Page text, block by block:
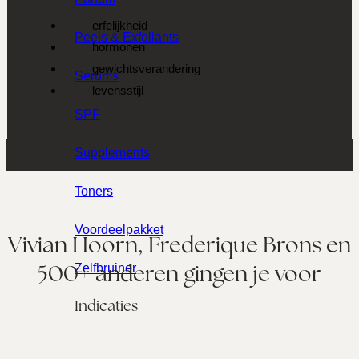
Peels & Exfoliants
Serums
SPF
Supplements
Toners
Voordeelpakket
Zelfbruiner
Indicaties
erfelijkheid
hormonen
gewichtsverandering
levensstijl
Vivian Hoorn, Frederique Brons en
500+ anderen gingen je voor